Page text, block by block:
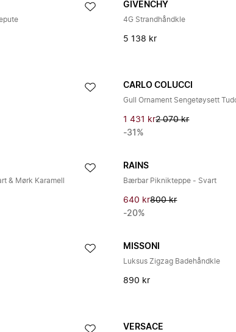
GIVENCHY
4G Strandhåndkle
5 138 kr
CARLO COLUCCI
Gull Ornament Sengetøysett
1 431 kr2 070 kr
-31%
& Mørk Karamell
RAINS
Bærbar Piknikteppe - Svart
640 kr800 kr
-20%
MISSONI
Luksus Zigzag Badehåndkle
890 kr
VERSACE